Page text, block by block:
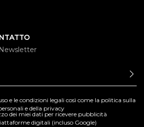
e le condizioni legali così come la politica sulla
e della privacy
dei miei dati per ricevere pubblicità
digitali (incluso Google)